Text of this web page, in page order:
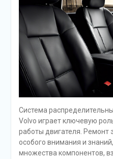
Система
Volvo играет ключевую
работы двигателя. Ремонт
особого внимания и
множества компонентов,